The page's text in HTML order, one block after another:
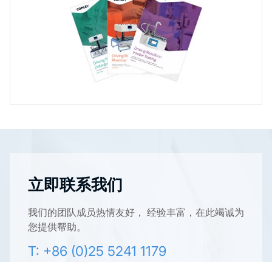
立即联系我们
我们的团队成员热情友好， 经验丰富，在此竭诚为
您提供帮助。
T: +86 (0)25 5241 1179